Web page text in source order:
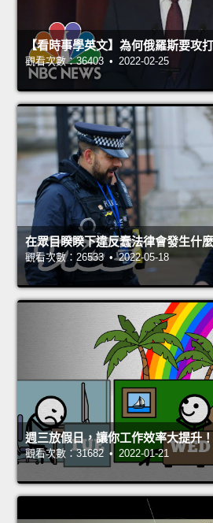
【看時事學英文】為何俄羅斯要攻
觀看次數：36403 • 2022-02-25
在眾目睽睽下違反蠢法律會發生什
觀看次數：26533 • 2022-05-18
週三放假日，讓你工作效率大提升！
觀看次數：31682 • 2022-01-21